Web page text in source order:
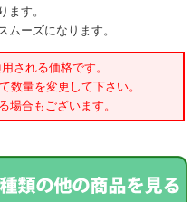
ます。
ーズになります。
される価格です。
数量を変更して下さい。
場合もございます。